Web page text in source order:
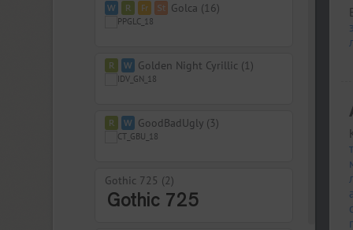
Golca (16)
Golden Night Cyrillic (1)
GoodBadUgly (3)
Gothic 725 (2)